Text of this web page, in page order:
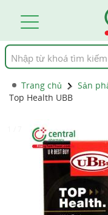
Tìm
kiếm
Trang chủ Sản
Top Health UBB